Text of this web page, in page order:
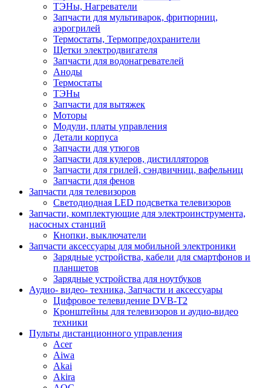
ТЭНы, Нагреватели
Запчасти для мультиварок, фритюрниц,
аэрогрилей
Термостаты, Термопредохранители
Щетки электродвигателя
Запчасти для водонагревателей
Аноды
Термостаты
ТЭНы
Запчасти для вытяжек
Моторы
Модули, платы управления
Детали корпуса
Запчасти для утюгов
Запчасти для кулеров, дистилляторов
Запчасти для грилей, сэндвичниц, вафельниц
Запчасти для фенов
Запчасти для телевизоров
Светодиодная LED подсветка телевизоров
Запчасти, комплектующие для электроинструмента,
насосных станций
Кнопки, выключатели
Запчасти аксессуары для мобильной электроники
Зарядные устройства, кабели для смартфонов и
планшетов
Зарядные устройства для ноутбуков
Аудио- видео- техника, Запчасти и аксессуары
Цифровое телевидение DVB-T2
Кронштейны для телевизоров и аудио-видео
техники
Пульты дистанционного управления
Acer
Aiwa
Akai
Akira